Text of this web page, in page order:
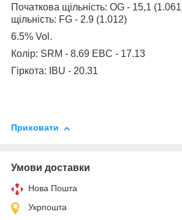
Початкова щільність: OG - 15,1
щільність: FG - 2.9 (1.012)
6.5% Vol.
Колір: SRM - 8.69 EBC - 17.13
Гіркота: IBU - 20.31
Приховати
Умови доставки
Нова Пошта
Укрпошта